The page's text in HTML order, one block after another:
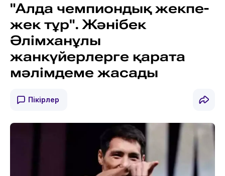
"Алда чемпиондық жекпе-
жек тұр". Жәнібек
Әлімханұлы
жанкүйерлерге қарата
мәлімдеме жасады
Пікірлер